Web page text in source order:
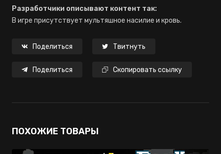
Разработчики описывают контент так:
В игре присутствует мультяшное насилие и кровь.
Поделиться Твитнуть
Поделиться Скопировать ссылку
ПОХОЖИЕ ТОВАРЫ